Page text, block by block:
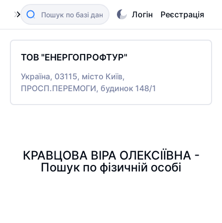
Логін Реєстрація
ТОВ "ЕНЕРГОПРОФТУР"
Україна, 03115, місто Київ,
ПРОСП.ПЕРЕМОГИ, будинок 148/1
КРАВЦОВА ВІРА ОЛЕКСІЇВНА -
Пошук по фізичній особі